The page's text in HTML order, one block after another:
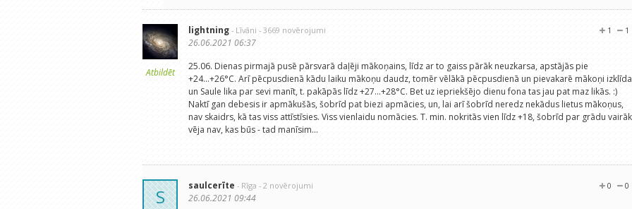
Atbildēt
lightning - Līvāni - 3669 novērojumi 1
1
26.06.2021 06:37
25.06. Dienas pirmajā pusē pārsvarā daļēji mākoņains, līdz ar to gaiss pārāk neuzkarsa, apstājās pie
+24...+26°C. Arī pēcpusdienā kādu laiku mākoņu daudz, tomēr vēlākā pēcpusdienā un pievakarē mākoņi izklīda
un Saule lika par sevi manīt, t. pakāpās līdz +27...+28°C. Bet uz iepriekšējo dienu fona tas jau pat maz likās. :)
Naktī gan debesis ir apmākušās, šobrīd pat biezi apmācies, un, lai arī šobrīd neredz nekādus lietus mākoņus,
nav skaidrs, kā tas viss attīstīsies. Viss vienlaidu nomācies. T. min. nokritās vien līdz +18, šobrīd par grādu
vēja nav, kas būs - tad manīsim...
S saulcerīte - Rīga - 2 novērojumi 0
0
26.06.2021 09:44